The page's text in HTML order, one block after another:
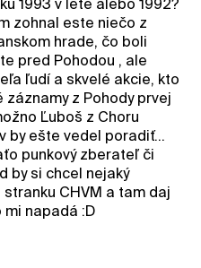
1993 v lete alebo 1992?
zohnal este niečo z
hrade, čo boli
pred Pohodou , ale
ľudí a skvelé akcie, kto
záznamy z Pohody prvej
Ľuboš z Choru
by ešte vedel poradiť...
punkový zberateľ či
by si chcel nejaký
CHVM a tam daj
napadá :D